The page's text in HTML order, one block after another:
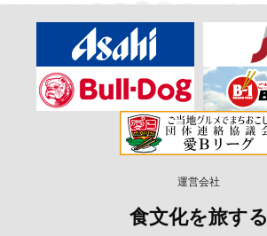
運営会社
食文化を旅する